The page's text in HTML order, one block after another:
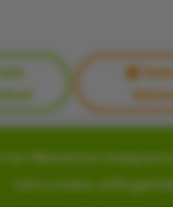
criar Memórias
Let’s create